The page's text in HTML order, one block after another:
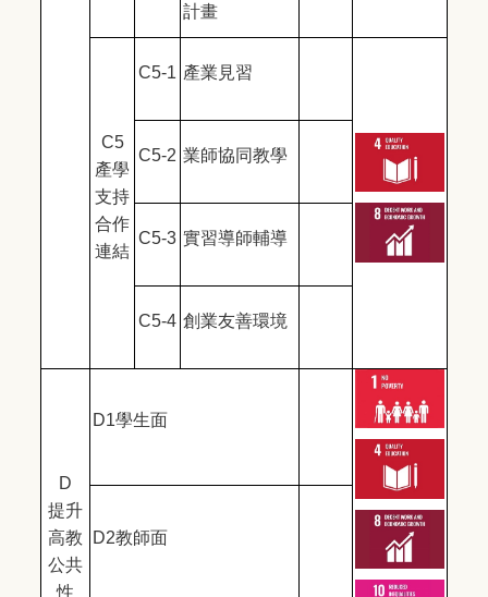
計畫
C5
產學
支持
合作
連結
C5-1 產業見習
C5-2 業師協同教學
C5-3 實習導師輔導
C5-4 創業友善環境
D
提升
高教
公共
性
D1學生面
D2教師面